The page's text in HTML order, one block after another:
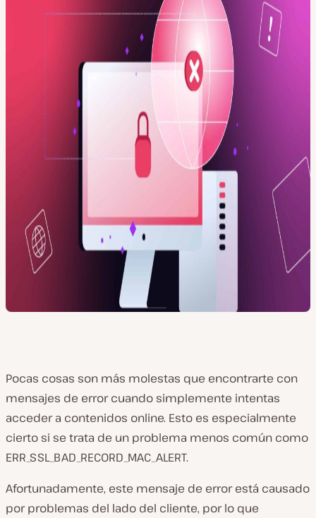
Pocas cosas son más molestas que encontrarte con
mensajes de error cuando simplemente intentas
acceder a contenidos online. Esto es especialmente
cierto si se trata de un problema menos común como
ERR_SSL_BAD_RECORD_MAC_ALERT.
Afortunadamente, este mensaje de error está causado
por problemas del lado del cliente, por lo que